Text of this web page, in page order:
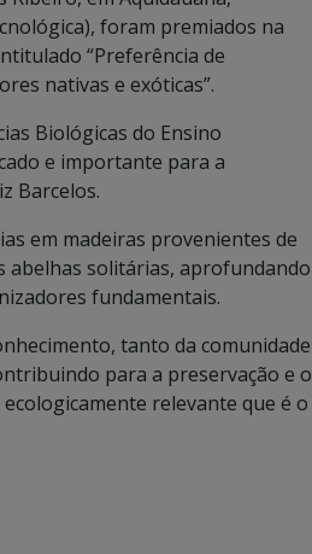
foram premiados na
“Preferência de
nativas e exóticas”.
Biológicas do Ensino
e importante para a
Barcelos.
em madeiras provenientes de
abelhas solitárias, aprofundando
fundamentais.
tanto da comunidade
para a preservação e o
relevante que é o